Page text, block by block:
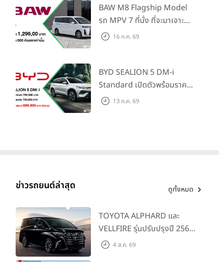
Traffic Monitor เพียงจอง
ภายใน 31 ก.ค. 2569 รับบัตร
น้ำมันมูลค่า 10,000 บาท
BAW M8 Flagship Model
รถ MPV 7 ที่นั่ง ที่จะมาเจาะ
ตลาดครอบครัวและองค์กรยุค
แรก)
16 ก.ค. 69
BYD SEALION 5 DM-i
Standard เปิดตัวพร้อมราคา
คาดการณ์ 699,900 บาท รุ่น
13 ก.ค. 69
ข่าวรถยนต์ล่าสุด ดูทั้งหมด
TOYOTA ALPHARD และ
VELLFIRE รุ่นปรับปรุงปี 2569
พร้อมรุ่นย่อยใหม่ HEV
4 ส.ค. 69